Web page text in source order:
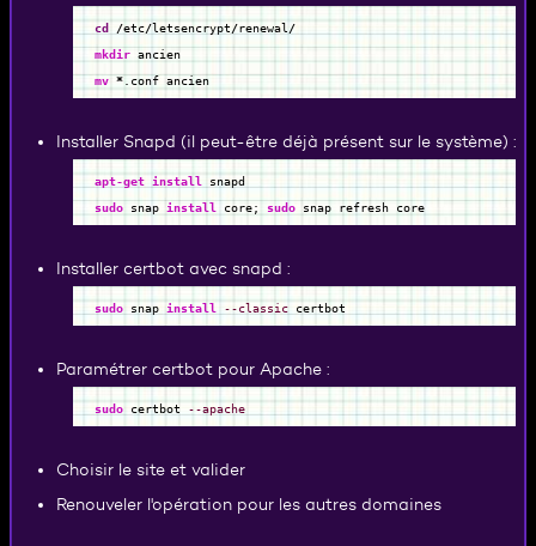
cd /etc/letsencrypt/renewal /
mkdir ancien
mv *.conf ancien
Installer Snapd (il peut-être déjà présent sur le système) :
apt-get install
snapd
sudo snap install core; sudo snap refresh core
Installer certbot avec snapd :
sudo snap install --classic certbot
Paramétrer certbot pour Apache :
sudo certbot --apache
Choisir le site et valider
Renouveler l'opération pour les autres domaines